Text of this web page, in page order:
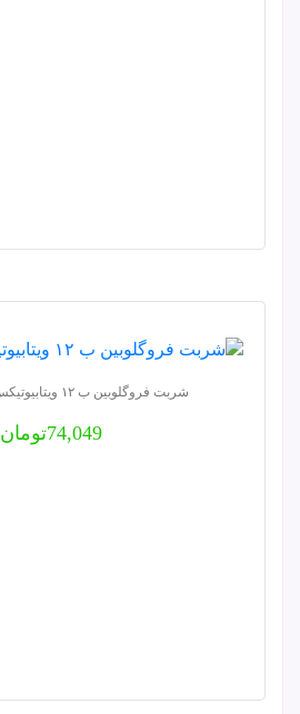
شربت فروگلوبین ب ۱۲ ویتابیوتیکس ۲۰۰ میلی لیتر
74,049تومان